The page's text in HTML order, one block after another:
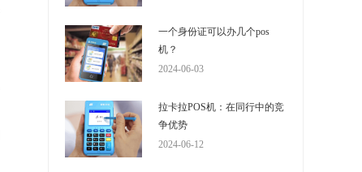
一个身份证可以办几个pos
机？
2024-06-03
拉卡拉POS机：在同行中的竞
争优势
2024-06-12